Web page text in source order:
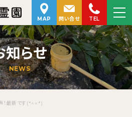
TEL
問い合せ
MAP
知らせ
NEWS
！最新です(*^^*)